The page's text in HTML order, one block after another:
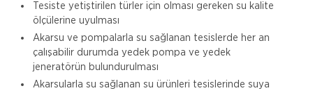
Tesiste yetiştirilen türler için olması gereken su kalite
ölçülerine uyulması
Akarsu ve pompalarla su sağlanan tesislerde her an
çalışabilir durumda yedek pompa ve yedek
jeneratörün bulundurulması
Akarsularla su sağlanan su ürünleri tesislerinde suya